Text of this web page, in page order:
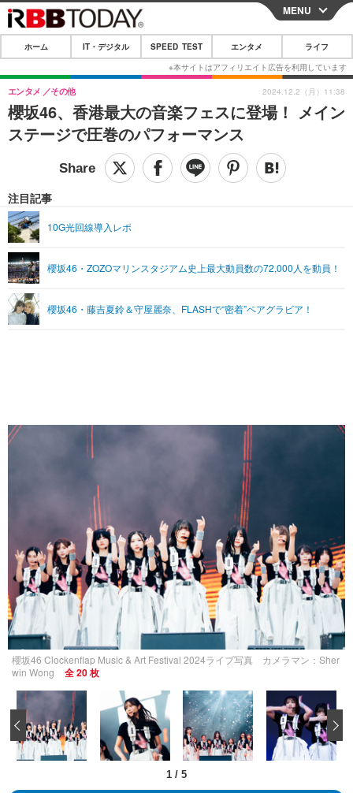
CLOSE
ホーム
IT・デジタル
IT・デジタルTOP スマートフォン
ショッピング その他
SPEED TEST
エンタメTOP 映画・ドラマ
ブログ
ショッピング その他
ライフTOP
リリース一覧
プッシュ通知の停止方法
MENU
ホーム IT・デジタル SPEED TEST エンタメ ライフ
櫻坂46、香港最大の音楽フェスに登場！ メイン
ステージで圧巻のパフォーマンス
エンタメ その他
注目記事
10G光回線導入レポ
櫻坂46・ZOZOマリンスタジアム史上最大動員数の72,000人を動員！
櫻坂46・藤吉夏鈴＆守屋麗奈、FLASHで“密着”ペアグラビア！
2024.12.2（月）11:38
櫻坂46 Clockenflap Music & Art Festival 2024ライブ写真 カメラマン：Sher
win Wong
全 20 枚
1 / 5
‹